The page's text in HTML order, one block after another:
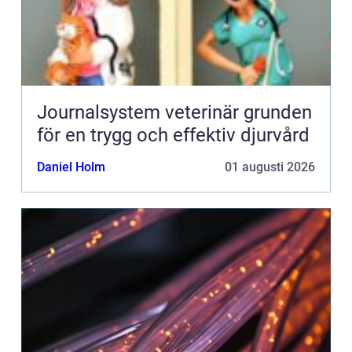
Journalsystem veterinär grunden
för en trygg och effektiv djurvård
Daniel Holm 01 augusti 2026